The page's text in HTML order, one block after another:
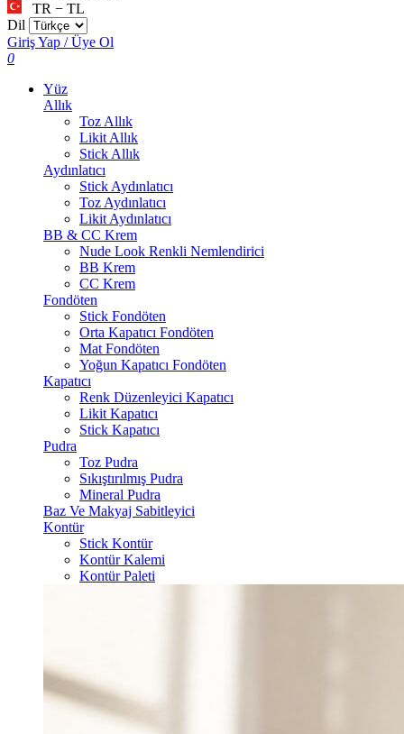
TR − TL
Dil
Giriş Yap / Üye Ol
0
Yüz
Allık
Toz Allık
Likit Allık
Stick Allık
Aydınlatıcı
Stick Aydınlatıcı
Toz Aydınlatıcı
Likit Aydınlatıcı
BB & CC Krem
Nude Look Renkli Nemlendirici
BB Krem
CC Krem
Fondöten
Stick Fondöten
Orta Kapatıcı Fondöten
Mat Fondöten
Yoğun Kapatıcı Fondöten
Kapatıcı
Renk Düzenleyici Kapatıcı
Likit Kapatıcı
Stick Kapatıcı
Pudra
Toz Pudra
Sıkıştırılmış Pudra
Mineral Pudra
Baz Ve Makyaj Sabitleyici
Kontür
Stick Kontür
Kontür Kalemi
Kontür Paleti